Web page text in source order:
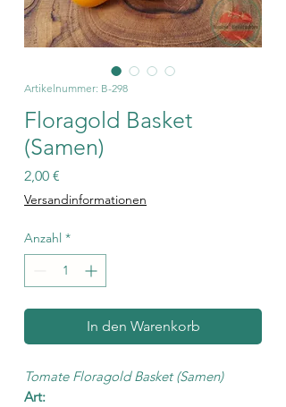
Artikelnummer: B-298
Floragold Basket
(Samen)
2,00 €
Versandinformationen
Anzahl *
In den Warenkorb
Tomate Floragold Basket (Samen)
Art: